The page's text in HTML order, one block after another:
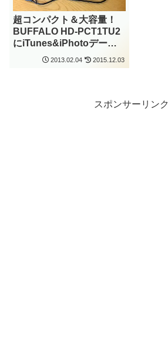
超コンパクト＆大容量！
BUFFALO HD-PCT1TU2
にiTunes&iPhotoデータ
を移行！ 2013.02.04 2015.12.03
スポンサーリンク